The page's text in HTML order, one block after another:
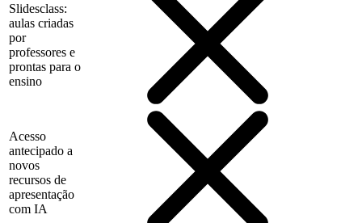
Slidesclass:
aulas criadas
por
professores e
prontas para o
ensino
Acesso
antecipado a
novos
recursos de
apresentação
com IA